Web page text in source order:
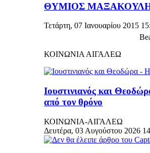
ΘΥΜΙΟΣ
Τετάρτη, 07 Ιανουαρίου 2015
ΚΟΙΝΩΝΙΑ ΑΙΓΑΛΕΩ
Ιουστινιανός και
από τον θρόνο
ΚΟΙΝΩΝΙΑ-ΑΙΓΑΛΕΩ
Δευτέρα, 03 Αυγούστου 2026